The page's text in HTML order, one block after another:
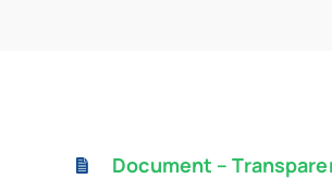
Biblioteca digitală
Document –